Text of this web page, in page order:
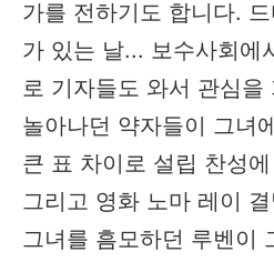
가를 전하기도 합니다.
가 있는 날... 보수사회에
로 기자들도 와서 관심을
놀아나던 약자들이 그녀
큰 표 차이로 설립 찬성
그리고 영화 노마 레이
그녀를 흠모하던 루벤이